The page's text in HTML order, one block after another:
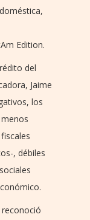
Edition.
del
Jaime
los
, débiles